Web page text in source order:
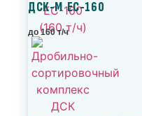
ДСК-М ЕС-160
до 160 т/ч